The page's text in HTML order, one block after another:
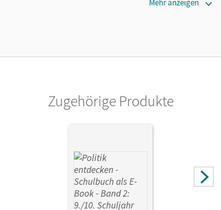
Unterrichtsmanagers solange das Lehrwerk erhältlich ist.
Mehr anzeigen
Zugehörige Produkte